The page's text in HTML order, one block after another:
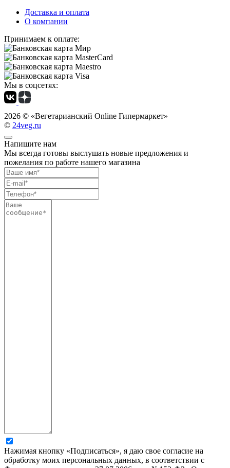
Доставка и оплата
О компании
Принимаем к оплате:
Мы в соцсетях:
2026 © «Вегетарианский Online Гипермаркет»
© 24veg.ru
Напишите нам
Мы всегда готовы выслушать новые предложения и
пожелания по работе нашего магазина
Нажимая кнопку «Подписаться», я даю свое согласие на
обработку моих персональных данных, в соответствии с